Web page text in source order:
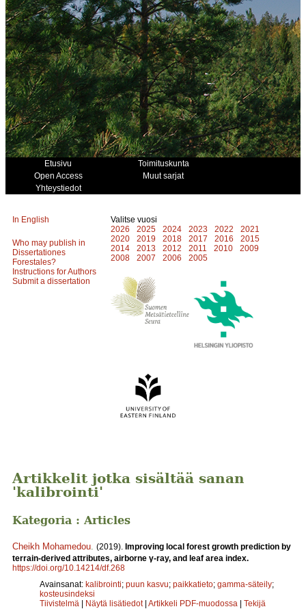
Etusivu
Toimituskunta
Open Access
Muut sarjat
Yhteystiedot
In English
Who may publish in
Dissertationes
Forestales?
Instructions for Authors
Submit a dissertation
Valitse vuosi
2026
2025 2024 2023 2022
2021
2020
2019 2018 2017 2016
2015
2014
2013 2012 2011 2010
2009
2008
2007 2006 2005
Artikkelit jotka sisältää sanan
'kalibrointi'
Kategoria : Articles
Cheikh Mohamedou (2019). Improving local forest growth prediction by
terrain-derived attributes, airborne γ-ray, and leaf area index.
https://doi.org/10.14214/df.268
Avainsanat: kalibrointi; puun kasvu; paikkatieto; gamma-säteily;
kosteusindeksi
Tiivistelmä | Näytä lisätiedot | Artikkeli PDF-muodossa | Tekijä